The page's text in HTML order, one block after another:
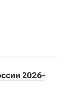
2026-